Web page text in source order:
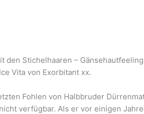
Stichelhaaren –
Vita von Exorbitant xx.
Fohlen von Halbbruder
verfügbar. Als er vor einigen